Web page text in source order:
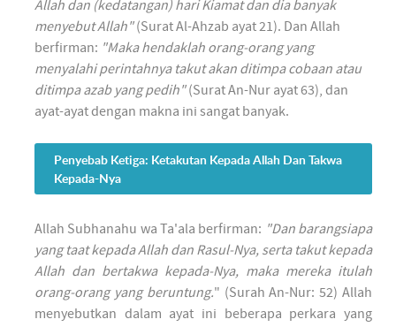
Allah dan (kedatangan) hari Kiamat dan dia banyak
menyebut Allah"(Surat Al-Ahzab ayat 21). Dan Allah
berfirman: "Maka hendaklah orang-orang yang
menyalahi perintahnya takut akan ditimpa cobaan atau
ditimpa azab yang pedih"(Surat An-Nur ayat 63), dan
ayat-ayat dengan makna ini sangat banyak.
Penyebab Ketiga: Ketakutan Kepada Allah Dan Takwa
Kepada-Nya
Allah Subhanahu wa Ta'ala berfirman: "Dan barangsiapa
yang taat kepada Allah dan Rasul-Nya, serta takut kepada
Allah dan bertakwa kepada-Nya, maka mereka itulah
orang-orang yang beruntung." (Surah An-Nur: 52) Allah
menyebutkan dalam ayat ini beberapa perkara yang